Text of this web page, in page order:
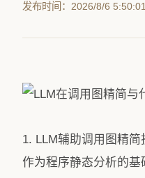
发布时间：2026/8/6 5:50:01
1. LLM辅助调用图精
作为程序静态分析的